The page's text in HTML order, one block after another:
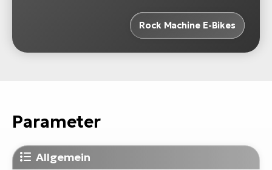
Rock Machine E-Bikes
Parameter
Allgemein